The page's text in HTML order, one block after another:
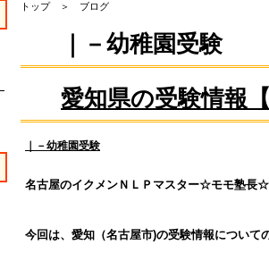
トップ＞ ブログ
｜－幼稚園受験
愛知県の受験情報【
｜－幼稚園受験
名古屋のイクメンＮＬＰマスター☆モモ塾長☆
今回は、愛知（名古屋市)の受験情報について